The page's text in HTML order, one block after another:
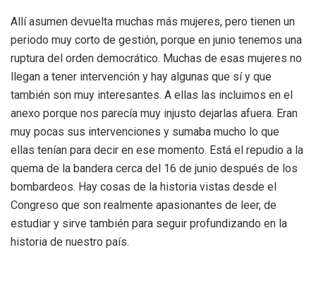
Allí asumen devuelta muchas más mujeres, pero tienen un
periodo muy corto de gestión, porque en junio tenemos una
ruptura del orden democrático. Muchas de esas mujeres no
llegan a tener intervención y hay algunas que sí y que
también son muy interesantes. A ellas las incluimos en el
anexo porque nos parecía muy injusto dejarlas afuera. Eran
muy pocas sus intervenciones y sumaba mucho lo que
ellas tenían para decir en ese momento. Está el repudio a la
quema de la bandera cerca del 16 de junio después de los
bombardeos. Hay cosas de la historia vistas desde el
Congreso que son realmente apasionantes de leer, de
estudiar y sirve también para seguir profundizando en la
historia de nuestro país.